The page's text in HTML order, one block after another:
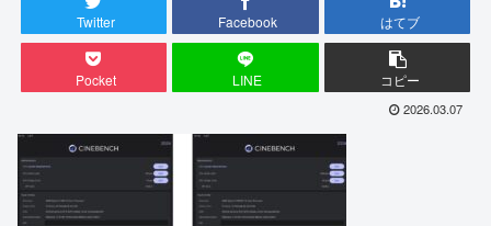
Twitter Facebook はてブ
Pocket LINE コピー
2026.03.07